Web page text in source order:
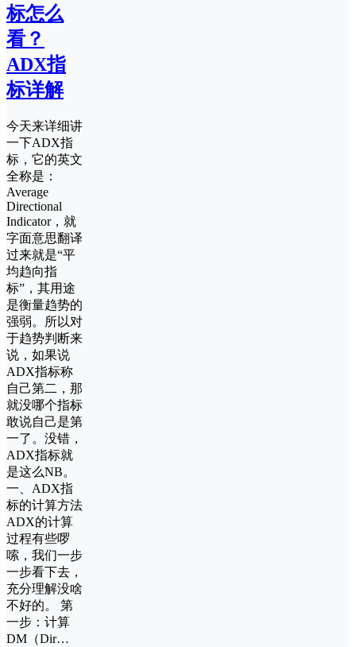
标怎么
看？
ADX指
标详解
今天来详细讲
一下ADX指
标，它的英文
全称是：
Average
Directional
Indicator，就
字面意思翻译
过来就是“平
均趋向指
标”，其用途
是衡量趋势的
强弱。所以对
于趋势判断来
说，如果说
ADX指标称
自己第二，那
就没哪个指标
敢说自己是第
一了。没错，
ADX指标就
是这么NB。
一、ADX指
标的计算方法
ADX的计算
过程有些啰
嗦，我们一步
一步看下去，
充分理解没啥
不好的。 第
一步：计算
DM（Dir…